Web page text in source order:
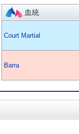
血統
Court Martial
Barra